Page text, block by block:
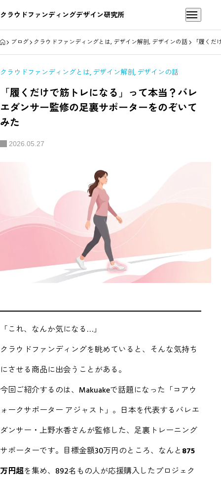
クラウドファンディングデザイン研究所
HOME
ブログ クラウドファンディングとは, デザイン解剖, デザインの話 「履く
クラウドファンディングとは, デザイン解剖, デザインの話
「履くだけで筋トレになる」って本当？バレ
エダンサー監修の足裏サポーターをのぞいて
みた
2026.05.27
「これ、なんか気になる…」
クラウドファンディングを眺めていると、そんな気持ち
にさせる商品に出会うことがある。
今回ご紹介するのは、Makuakeで話題になった「コアウ
ォークサポーター アジャスト」。日本を代表するバレエ
ダンサー・上野水香さんが監修した、足裏トレーニング
サポーターです。目標金額30万円のところ、なんと 875
万円超を集め、892名もの人が応援購入したプロジェク